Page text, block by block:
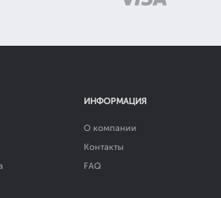
ИНФОРМАЦИЯ
О компании
Контакты
FAQ